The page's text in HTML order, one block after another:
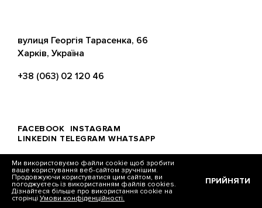
Ми використовуємо файли cookie щоб зробити
ваше користування веб-сайтом зручнішим.
Продовжуючи користуватися цим сайтом, ви
погоджуєтесь із використанням файлів cookies.
Дізнайтеся більше про використання cookie на
сторінці Умови конфіденційності.
ПРИЙНЯТИ
вулиця Георгія Тарасенка, 66
Харків, Україна
+38 (063) 02 120 46
FACEBOOK
INSTAGRAM
LINKEDIN TELEGRAM WHATSAPP
© Brander, 2026